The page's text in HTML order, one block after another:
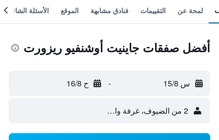
لمحة عن التقييمات فنادق مشابهة الموقع الأسئلة الشائعة
أفضل صفقات جاينيت أوشنفيو ريزورت
س 15/8 - ح 16/8
2 من الضيوف، غرفة واحدة